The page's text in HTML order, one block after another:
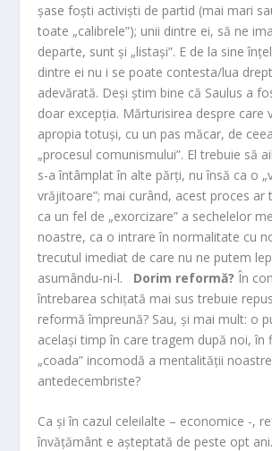
șase foști activiști de partid (mai mari
toate „calibrele”); unii dintre ei, să ne
departe, sunt și „listași”. E de la sine
dintre ei nu i se poate contesta/lua
adevărată. Deși știm bine că Saulus a
doar excepția. Mărturisirea despre care
apropia totuși, cu un pas măcar, de
„procesul comunismului”. El trebuie să
s-a întâmplat în alte părți, nu însă ca o
vrăjitoare”; mai curând, acest proces ar
ca un fel de „exorcizare” a sechelelor
noastre, ca o intrare în normalitate cu
trecutul imediat de care nu ne putem
asumându-ni-l. Dorim reformă? În
întrebarea schițată mai sus trebuie
reformă împreună? Sau, și mai mult: o
același timp în care tragem după noi, în
„coada” incomodă a mentalității noastre
antedecembriste?
Ca și în cazul celeilalte – economice -,
învățământ e așteptată de peste opt